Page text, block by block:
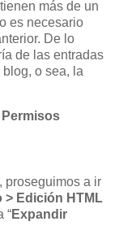
más de un
es necesario
De lo
de las entradas
o sea, la
proseguimos a ir
> Edición HTML
“Expandir